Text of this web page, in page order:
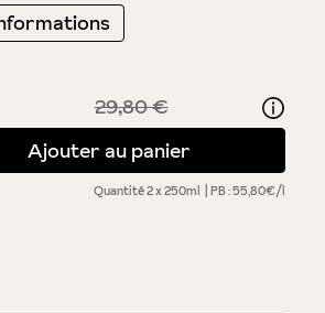
29,80 €
Quantité2 x 250ml PB : 55,80€/l
: Entrez la quantité souhaitée ou utilisez
Ajouter au panier